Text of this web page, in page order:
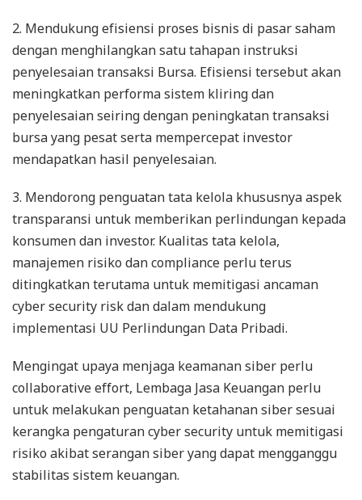
2. Mendukung efisiensi proses bisnis di pasar saham
dengan menghilangkan satu tahapan instruksi
penyelesaian transaksi Bursa. Efisiensi tersebut akan
meningkatkan performa sistem kliring dan
penyelesaian seiring dengan peningkatan transaksi
bursa yang pesat serta mempercepat investor
mendapatkan hasil penyelesaian.
3. Mendorong penguatan tata kelola khususnya aspek
transparansi untuk memberikan perlindungan kepada
konsumen dan investor. Kualitas tata kelola,
manajemen risiko dan compliance perlu terus
ditingkatkan terutama untuk memitigasi ancaman
cyber security risk dan dalam mendukung
implementasi UU Perlindungan Data Pribadi.
Mengingat upaya menjaga keamanan siber perlu
collaborative effort, Lembaga Jasa Keuangan perlu
untuk melakukan penguatan ketahanan siber sesuai
kerangka pengaturan cyber security untuk memitigasi
risiko akibat serangan siber yang dapat mengganggu
stabilitas sistem keuangan.